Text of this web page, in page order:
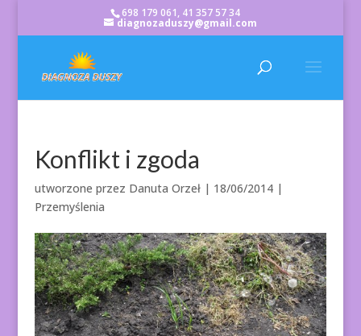
698 179 061, 41 357 57 34
diagnozaduszy@gmail.com
Konflikt i zgoda
utworzone przez Danuta Orzeł| 18/06/2014|
Przemyślenia